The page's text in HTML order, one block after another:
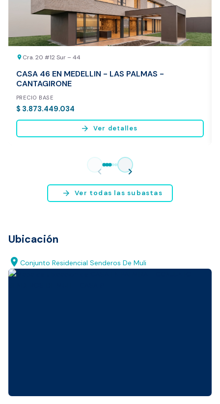
* Servicio disponible exclusivamente para inmuebles ubicados en
Bogotá y Medellín.
location_on Cra. 20 #12 Sur – 44
CASA 46 EN MEDELLIN - LAS PALMAS -
CANTAGIRONE
PRECIO BASE
$ 3.873.449.034
arrow_forward Ver detalles
chevron_left chevron_right
arrow_forward Ver todas las subastas
Ubicación
location_on Conjunto Residencial Senderos De Muli